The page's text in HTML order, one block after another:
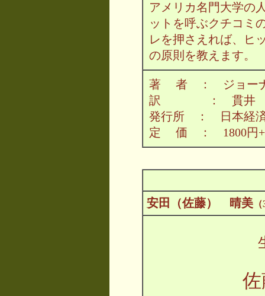
アメリカ名門大学の
ットを呼ぶクチコミ
レを押さえれば、ヒ
の原則を教えます。
著 者 ： ジョーナ
訳 ： 貫井
発行所 ： 日本経済
定 価 ： 1800円+
安田（佐藤） 晴美